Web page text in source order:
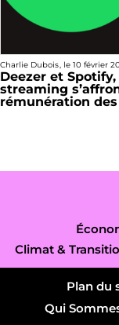
Charlie Dubois, le 10 février
Deezer et
streaming
rémunération
Climat &
Plan du
Qui